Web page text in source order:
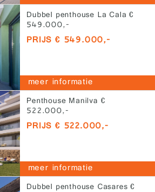
Dubbel penthouse La Cala €
549.000,-
PRIJS € 549.000,-
meer informatie
Penthouse Manilva €
522.000,-
PRIJS € 522.000,-
meer informatie
Dubbel penthouse Casares €